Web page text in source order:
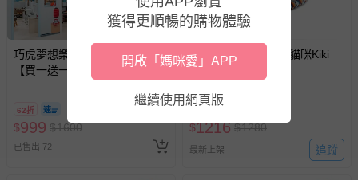
巧虎夢想樂園 - (巧虎夢想樂園)
【買一送一】平日暢玩兩大一
換，贈送券現場領取)-效期至
2026/10/16 正券逾期視同現金
券使用
62折
$999 $1600
已售出 72
搶購一空
ZAZU - 星空好朋友-貓咪Kiki
$1216 $1280
最新上架 追蹤
獲得更順暢的購物體驗
開啟「媽咪愛」APP
繼續使用網頁版